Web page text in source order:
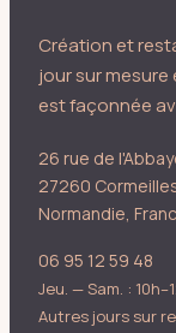
Création et
jour sur mesure
est façonnée
26 rue de
27260
Normandie,
06 95 12 59 48
Jeu. — Sam. :
Autres jours sur